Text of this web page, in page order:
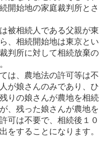
開始地の家庭裁判所とさ
被相続人である父親が東
、相続開始地は東京とい
判所に対して相続放棄の
は、農地法の許可等は不
が娘さんのみであり、ひ
りの娘さんが農地を相続
、残った娘さんが農地を
可は不要で、相続後１０
をすることになります。